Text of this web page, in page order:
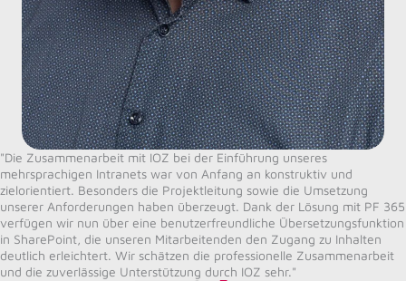
"Die Zusammenarbeit mit IOZ bei der Einführung unseres
mehrsprachigen Intranets war von Anfang an konstruktiv und
zielorientiert. Besonders die Projektleitung sowie die Umsetzung
unserer Anforderungen haben überzeugt. Dank der Lösung mit PF 365
verfügen wir nun über eine benutzerfreundliche Übersetzungsfunktion
in SharePoint, die unseren Mitarbeitenden den Zugang zu Inhalten
deutlich erleichtert. Wir schätzen die professionelle Zusammenarbeit
und die zuverlässige Unterstützung durch IOZ sehr."